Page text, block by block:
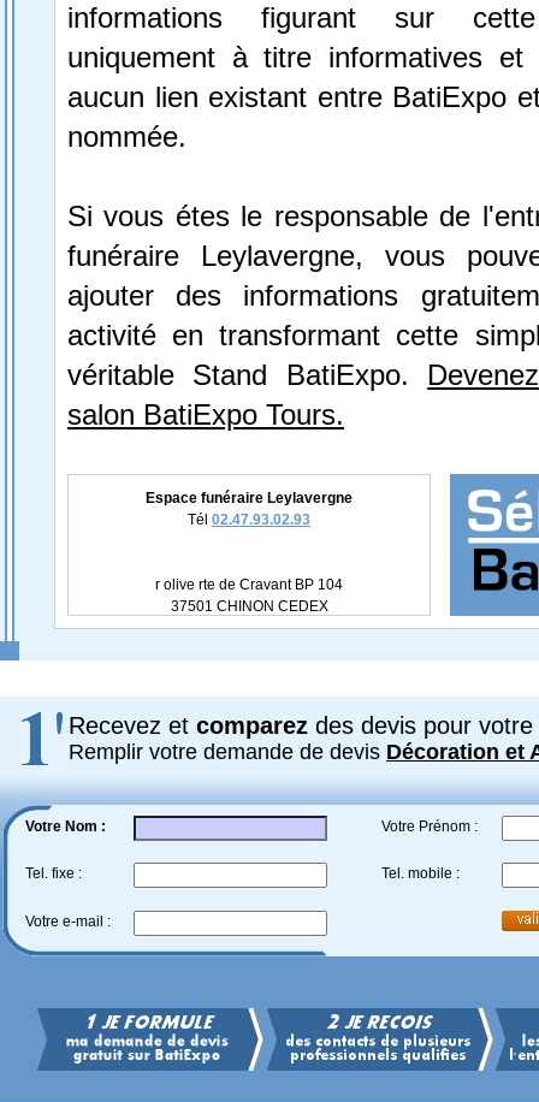
informations figurant sur
uniquement à titre informatives et
aucun lien existant entre BatiExpo
nommée.
Si vous étes le responsable de
funéraire Leylavergne, vous
ajouter des informations
activité en transformant cette
véritable Stand BatiExpo.
salon BatiExpo Tours.
Espace funéraire Leylavergne
Tél 02.47.93.02.93
r olive rte de Cravant BP 104
37501 CHINON CEDEX
Recevez et comparez des devis pour votre
Remplir votre demande de devis Décoration et
Votre Nom : Votre Prénom :
Tel. fixe : Tel. mobile :
Votre e-mail :